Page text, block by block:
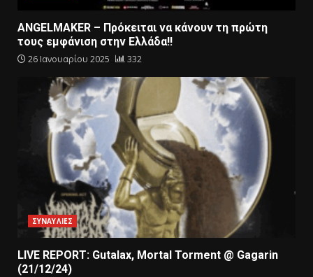
ANGELMAKER – Πρόκειται να κάνουν τη πρώτη
τους εμφάνιση στην Ελλάδα!!
26 Ιανουαρίου 2025 332
ΣΥΝΑΥΛΙΕΣ
LIVE REPORT: Gutalax, Mortal Torment @ Gagarin
(21/12/24)